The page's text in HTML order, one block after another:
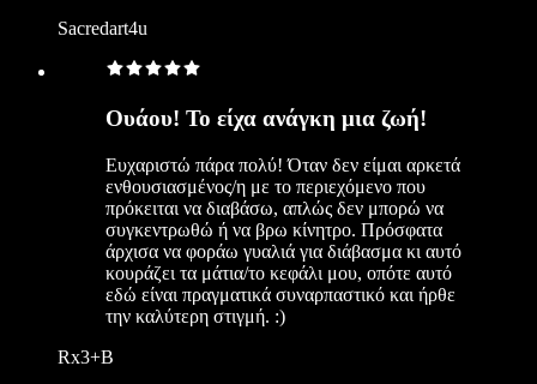
Sacredart4u
Ουάου! Το είχα ανάγκη μια ζωή!
Ευχαριστώ πάρα πολύ! Όταν δεν είμαι αρκετά
ενθουσιασμένος/η με το περιεχόμενο που
πρόκειται να διαβάσω, απλώς δεν μπορώ να
συγκεντρωθώ ή να βρω κίνητρο. Πρόσφατα
άρχισα να φοράω γυαλιά για διάβασμα κι αυτό
κουράζει τα μάτια/το κεφάλι μου, οπότε αυτό
εδώ είναι πραγματικά συναρπαστικό και ήρθε
την καλύτερη στιγμή. :)
Rx3+B